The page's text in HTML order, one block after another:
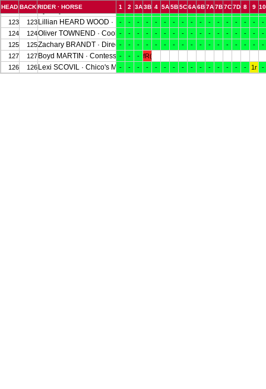
HEAD BACKRIDER · HORSE 1 2 3A 3B 4 5A 5B 5C 6A 6B 7A 7B 7C 7D 8 9
122
122 Sydney SOLOMON · Early Review Cbf
- - - - - - - - - - - - - - - -
-
123
123 Lillian HEARD WOOD · LCC Barnaby
- - - - - - - - - - - - - - - -
-
124
124Oliver TOWNEND · Cooley Rosalent
- - - - - - - - - - - - - - - -
-
125
125Zachary BRANDT · Direct Advance
- - - - - - - - - - - - - - - -
-
127
127 Boyd MARTIN · Contessa- - - fR(el)
126
126 Lexi SCOVIL · Chico's Man VDF Z
- - - - - - - - - - - - - - - 1r
-